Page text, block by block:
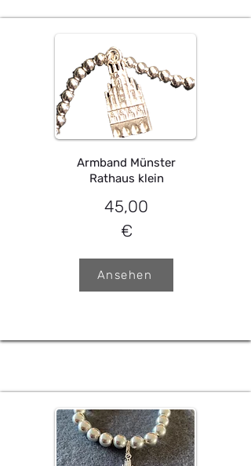
Armband Münster
Rathaus klein
45,00
€
Ansehen